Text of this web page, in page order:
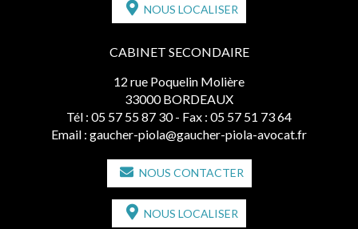
NOUS LOCALISER
CABINET SECONDAIRE
12 rue Poquelin Molière
33000 BORDEAUX
Tél : 05 57 55 87 30 - Fax : 05 57 51 73 64
Email : gaucher-piola@gaucher-piola-avocat.fr
NOUS CONTACTER
NOUS LOCALISER